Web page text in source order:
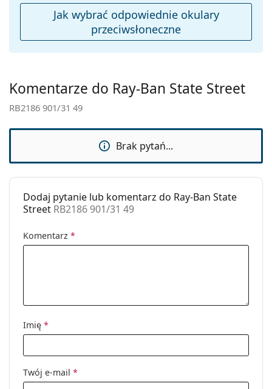
czyszczenia:
Płeć:
Unisex
Marka:
Ray-Ban
Zastosowanie:
Kod:
RB2186 901/31 49
wykonania
Nie
Jak wybrać odpowiednie okulary
przeciwsłoneczne
Komentarze do Ray-Ban State Street
RB2186 901/31 49
Brak pytań...
Dodaj pytanie lub komentarz do Ray-Ban State
Street RB2186 901/31 49
Komentarz *
Imię *
Twój e-mail *